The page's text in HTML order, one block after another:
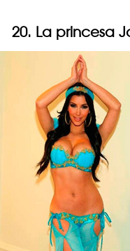
20. La princesa